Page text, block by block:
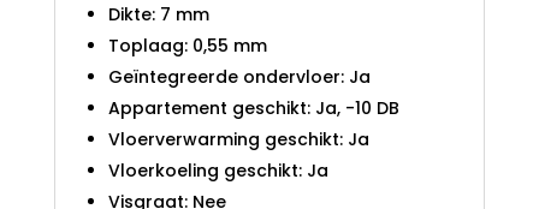
Dikte: 7 mm
Toplaag: 0,55 mm
Geïntegreerde ondervloer: Ja
Appartement geschikt: Ja, -10 DB
Vloerverwarming geschikt: Ja
Vloerkoeling geschikt: Ja
Visgraat: Nee